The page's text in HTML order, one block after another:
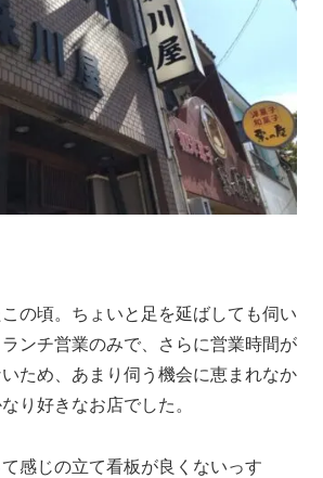
の頃。ちょいと足を延ばしても伺い
ンチ営業のみで、さらに営業時間が
ため、あまり伺う機会に恵まれなか
り好きなお店でした。
感じの立て看板が良くないっす